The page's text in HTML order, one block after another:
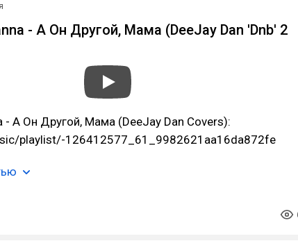
- А Он Другой, Мама (DeeJay Dan 'Dnb' 2
- А Он Другой, Мама (DeeJay Dan Covers):
playlist/-126412577_61_9982621aa16da872fe